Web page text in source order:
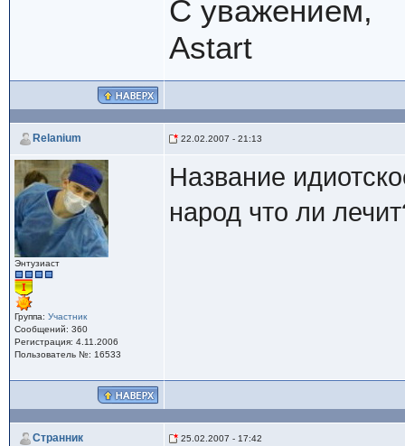
С уважением,
Astart
Relanium 22.02.2007 - 21:13
Энтузиаст
Группа: Участник
Сообщений: 360
Регистрация: 4.11.2006
Пользователь №: 16533
Название
народ что ли
Cтранник 25.02.2007 - 17:42